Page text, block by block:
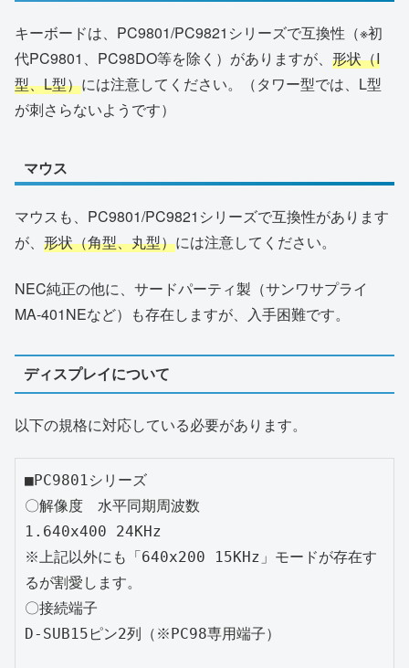
キーボードは、PC9801/PC9821シリーズで互換性（※初
代PC9801、PC98DO等を除く）がありますが、 形状（I
型、L型）には注意してください。（タワー型では、L型
が刺さらないようです）
マウス
マウスも、PC9801/PC9821シリーズで互換性があります
が、 形状（角型、丸型）には注意してください。
NEC純正の他に、サードパーティ製（サンワサプライ
MA-401NEなど）も存在しますが、入手困難です。
ディスプレイについて
以下の規格に対応している必要があります。
■PC9801シリーズ
〇解像度　水平同期周波数
1.640x400 24KHz
※上記以外にも「640x200 15KHz」モードが存在す
るが割愛します。
〇接続端子
D-SUB15ピン2列（※PC98専用端子）